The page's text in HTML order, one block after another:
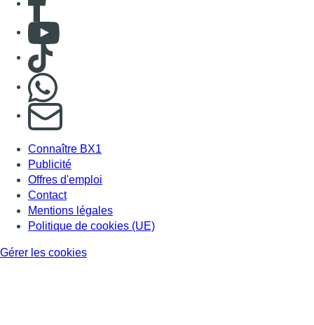
Consulter Youtube
Consulter TikTok
S'abonner à notre newsletter
Connaître BX1
Publicité
Offres d'emploi
Contact
Mentions légales
Politique de cookies (UE)
Gérer les cookies